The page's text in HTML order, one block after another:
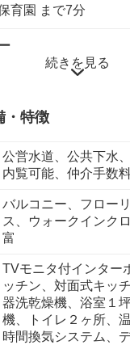
育園 まで7分
川越南大塚駅前店
レブン 川越南大塚4
ストア
ーク 川越南大塚東店
塚駅前郵便局 まで9
み公園 まで9分
続きを見る
・特徴
公営水道、公共下水
内覧可能、仲介手数
バルコニー、フロー
ス、ウォークインク
富
TVモニタ付インター
ッチン、対面式キッ
器洗乾燥機、浴室１
機、トイレ２ヶ所、
時間換気システム、